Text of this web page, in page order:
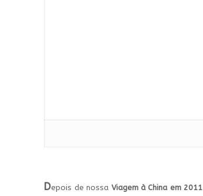
Depois de nossa Viagem à China em 2011